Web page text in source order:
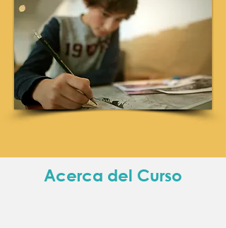
Acerca del Curso